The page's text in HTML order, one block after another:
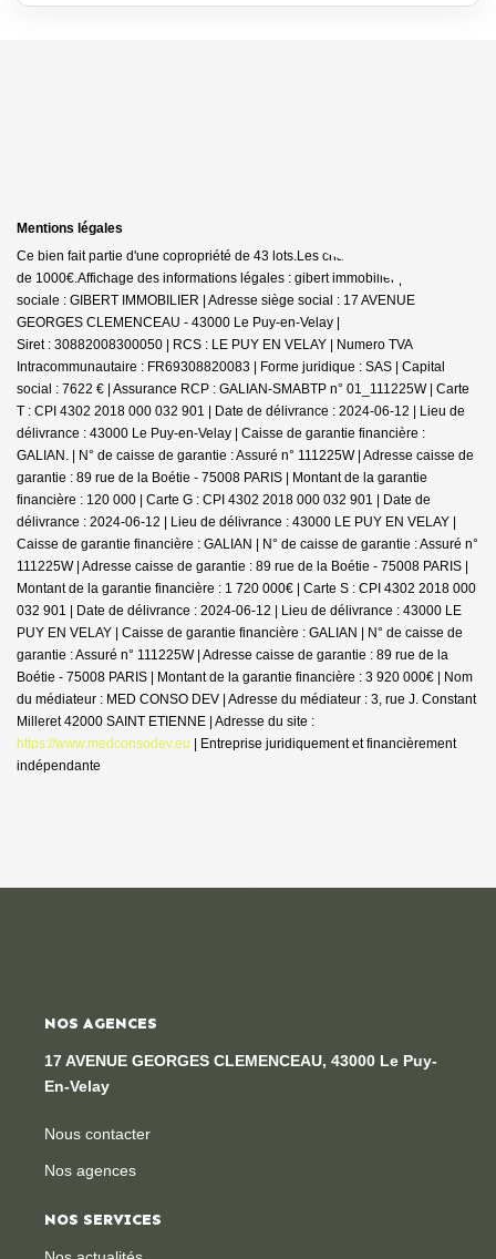
Mentions légales
Ce bien fait partie d'une copropriété de 43 lots.Les charges annuelles sont
de 1000€.Affichage des informations légales : gibert immobilier | Raison
sociale : GIBERT IMMOBILIER | Adresse siège social : 17 AVENUE
GEORGES CLEMENCEAU - 43000 Le Puy-en-Velay |
Siret : 30882008300050 | RCS : LE PUY EN VELAY | Numero TVA
Intracommunautaire : FR69308820083 | Forme juridique : SAS | Capital
social : 7622 € | Assurance RCP : GALIAN-SMABTP n° 01_111225W | Carte
T : CPI 4302 2018 000 032 901 | Date de délivrance : 2024-06-12 | Lieu de
délivrance : 43000 Le Puy-en-Velay | Caisse de garantie financière :
GALIAN. | N° de caisse de garantie : Assuré n° 111225W | Adresse caisse de
garantie : 89 rue de la Boétie - 75008 PARIS | Montant de la garantie
financière : 120 000 | Carte G : CPI 4302 2018 000 032 901 | Date de
délivrance : 2024-06-12 | Lieu de délivrance : 43000 LE PUY EN VELAY |
Caisse de garantie financière : GALIAN | N° de caisse de garantie : Assuré n°
111225W | Adresse caisse de garantie : 89 rue de la Boétie - 75008 PARIS |
Montant de la garantie financière : 1 720 000€ | Carte S : CPI 4302 2018 000
032 901 | Date de délivrance : 2024-06-12 | Lieu de délivrance : 43000 LE
PUY EN VELAY | Caisse de garantie financière : GALIAN | N° de caisse de
garantie : Assuré n° 111225W | Adresse caisse de garantie : 89 rue de la
Boétie - 75008 PARIS | Montant de la garantie financière : 3 920 000€ | Nom
du médiateur : MED CONSO DEV | Adresse du médiateur : 3, rue J. Constant
Milleret 42000 SAINT ETIENNE | Adresse du site :
https://www.medconsodev.eu | Entreprise juridiquement et financièrement
indépendante
NOS AGENCES
17 AVENUE GEORGES CLEMENCEAU, 43000 Le Puy-
En-Velay
Nous contacter
Nos agences
NOS SERVICES